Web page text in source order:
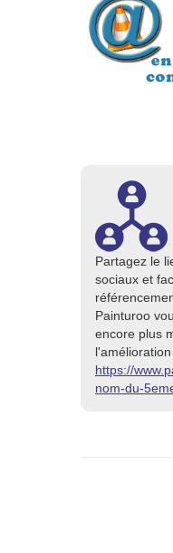
Partagez le
sociaux et
Painturoo
encore plus
https://
nom-du-